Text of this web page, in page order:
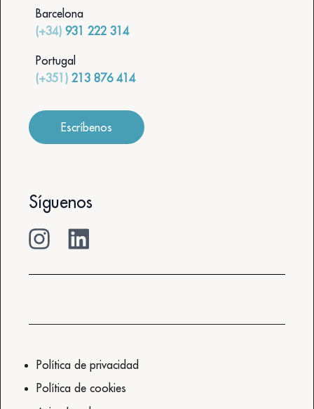
Barcelona
(+34) 931 222 314
Portugal
(+351) 213 876 414
Escríbenos
Síguenos
Política de privacidad
Política de cookies